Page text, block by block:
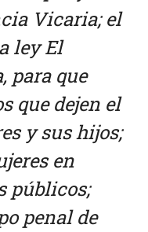
Vicaria; el
ley El
para que
que dejen el
y sus hijos;
en
públicos;
penal de